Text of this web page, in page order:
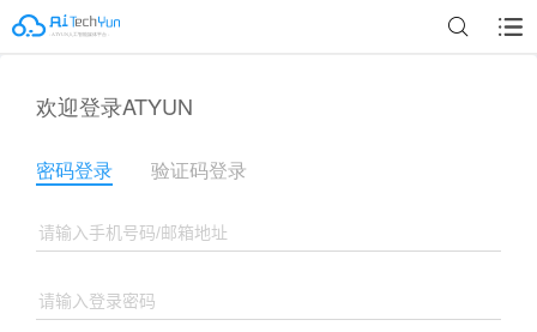
欢迎登录ATYUN
密码登录 验证码登录